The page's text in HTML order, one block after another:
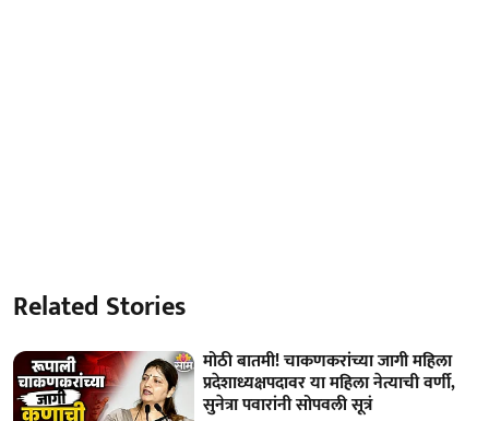
Related Stories
मोठी बातमी! चाकणकरांच्या जागी महिला
प्रदेशाध्यक्षपदावर या महिला नेत्याची वर्णी,
सुनेत्रा पवारांनी सोपवली सूत्रं